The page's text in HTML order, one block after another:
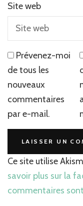
Site web
Prévenez-moi
de tous les
nouveaux
commentaires
par e-mail.
Ce site utilise
savoir plus sur la
commentaires